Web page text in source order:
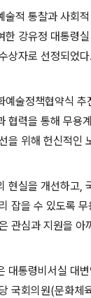
술적 통찰과 사회
강유정 대통령실
상자로 선정되었다.
예술정책협약식 추
협력을 통해 무용
을 위해 헌신적인
현실을 개선하고,
잡을 수 있도록
관심과 지원을 아
대통령비서실 대
국회의원(문화체